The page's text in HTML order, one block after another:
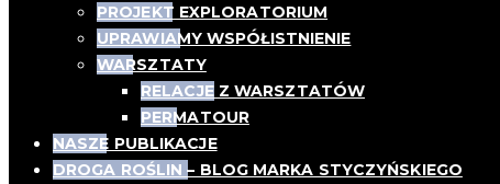
PROJEKT EXPLORATORIUM
UPRAWIAMY WSPÓŁISTNIENIE
WARSZTATY
RELACJE Z WARSZTATÓW
PERMATOUR
NASZE PUBLIKACJE
DROGA ROŚLIN – BLOG MARKA STYCZYŃSKIEGO